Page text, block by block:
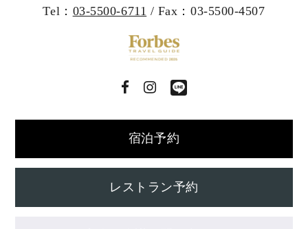
Tel： 03-5500-6711 / Fax：03-5500-4507
宿泊予約
レストラン予約